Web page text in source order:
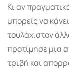
Κι αν
μπορείς να
τουλάχιστον
προτίμησε μια
τριβή και